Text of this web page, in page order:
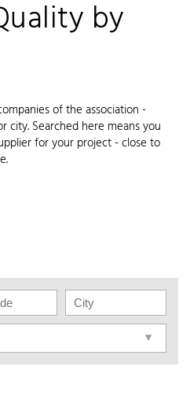
by
of the association -
city. Searched here means you
for your project - close to